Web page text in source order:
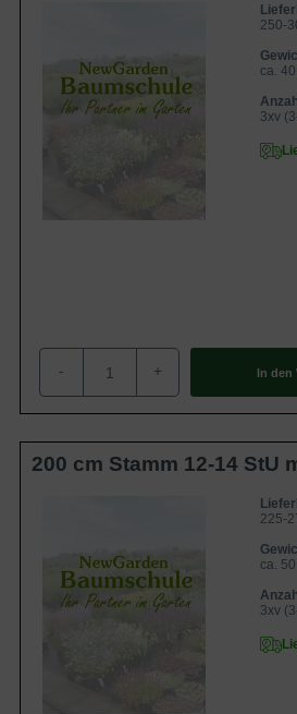
250-
ca.
3xv
- + In den
200 cm Stamm 12-14 StU
225-
ca.
3xv